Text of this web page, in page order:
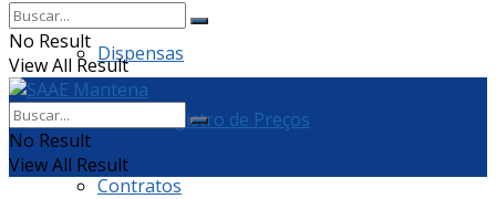
Dispensas
Ata de Registro de Preços
Contratos
No Result
View All Result
No Result
View All Result